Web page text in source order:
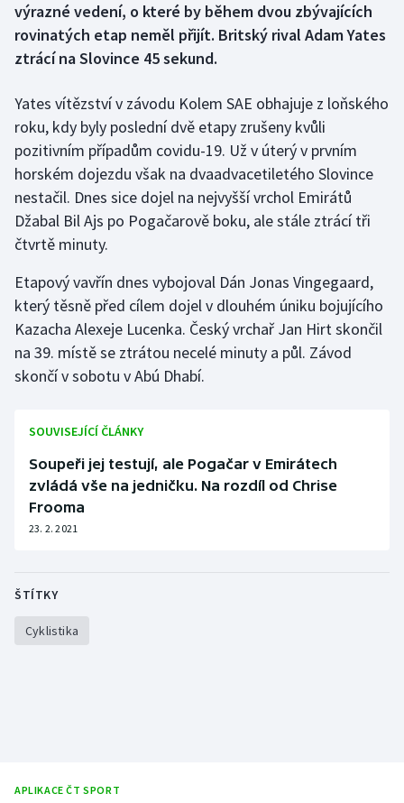
Gymnastika
Házená
Jezdectví
Judo
Krasobruslení
Lezení
Lyže a snowboard
Moderní pětiboj
Olympijské hry
Parasport
Plážový volejbal
Ragby
výrazné vedení, o které by během dvou zbývajících
rovinatých etap neměl přijít. Britský rival Adam Yates
ztrácí na Slovince 45 sekund.
Yates vítězství v závodu Kolem SAE obhajuje z loňského
roku, kdy byly poslední dvě etapy zrušeny kvůli
pozitivním případům covidu-19. Už v úterý v prvním
horském dojezdu však na dvaadvacetiletého Slovince
nestačil. Dnes sice dojel na nejvyšší vrchol Emirátů
Džabal Bil Ajs po Pogačarově boku, ale stále ztrácí tři
čtvrtě minuty.
Etapový vavřín dnes vybojoval Dán Jonas Vingegaard,
který těsně před cílem dojel v dlouhém úniku bojujícího
Kazacha Alexeje Lucenka. Český vrchař Jan Hirt skončil
na 39. místě se ztrátou necelé minuty a půl. Závod
skončí v sobotu v Abú Dhabí.
SOUVISEJÍCÍ ČLÁNKY
Soupeři jej testují, ale Pogačar v Emirátech
zvládá vše na jedničku. Na rozdíl od Chrise
Frooma
23. 2. 2021
ŠTÍTKY
Cyklistika
APLIKACE ČT SPORT